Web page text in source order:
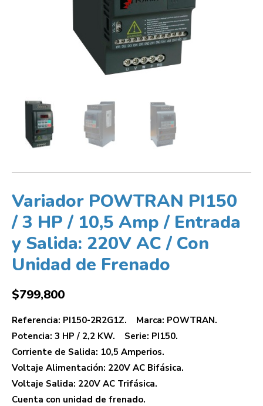
Variador POWTRAN PI150
/ 3 HP / 10,5 Amp / Entrada
y Salida: 220V AC / Con
Unidad de Frenado
$799,800
Referencia: PI150-2R2G1Z. Marca: POWTRAN.
Potencia: 3 HP / 2,2 KW. Serie: PI150.
Corriente de Salida: 10,5 Amperios.
Voltaje Alimentación: 220V AC Bifásica.
Voltaje Salida: 220V AC Trifásica.
Cuenta con unidad de frenado.